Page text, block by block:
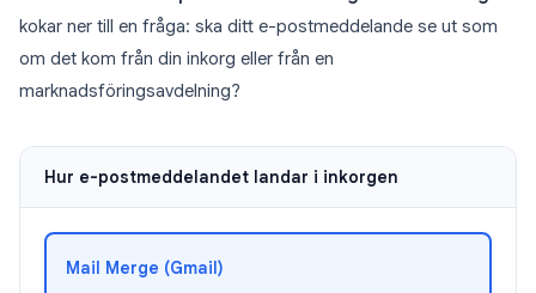
kokar ner till en fråga: ska ditt e-postmeddelande se ut som
om det kom från din inkorg eller från en
marknadsföringsavdelning?
Hur e-postmeddelandet landar i inkorgen
Mail Merge (Gmail)